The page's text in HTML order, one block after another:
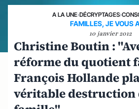
A LA UNE›DÉCRYPTAGES›
FAMILLES, JE VOUS
10 janvier 2012
Christine Boutin :
réforme du quotient
François Hollande
véritable destruction